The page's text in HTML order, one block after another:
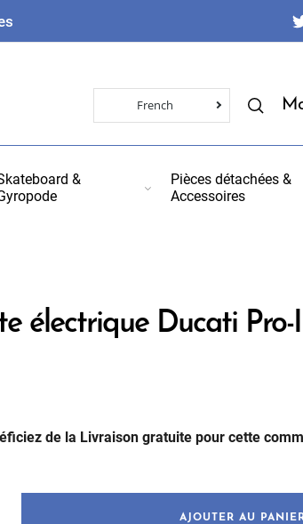
&
Pièces détachées &
Accessoires
Panier 0
électrique Ducati Pro-
de la Livraison gratuite pour cette
AJOUTER AU